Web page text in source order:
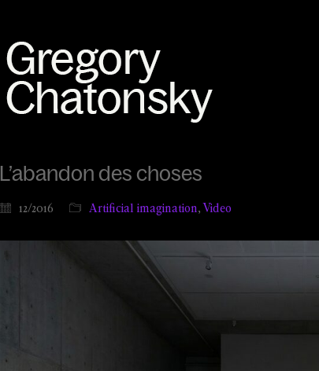
L’abandon des choses
12/2016 Artificial imagination,Video